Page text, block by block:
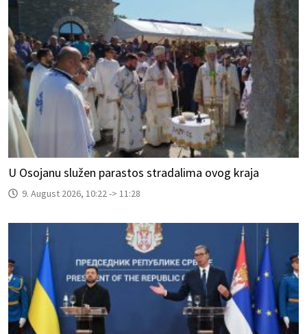
U Osojanu služen parastos stradalima ovog kraja
9. August 2026, 10:22 -> 11:28